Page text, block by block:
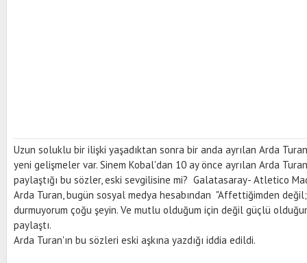
Uzun soluklu bir ilişki yaşadıktan sonra bir anda ayrılan Arda
yeni gelişmeler var. Sinem Kobal'dan 10 ay önce ayrılan Arda
paylaştığı bu sözler, eski sevgilisine mi? Galatasaray- Atletico
Arda Turan, bugün sosyal medya hesabından "Affettiğimden
durmuyorum çoğu şeyin. Ve mutlu olduğum için değil güçlü
paylaştı.
Arda Turan'ın bu sözleri eski aşkına yazdığı iddia edildi.